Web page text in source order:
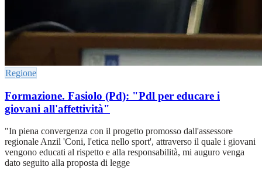
Regione
Formazione. Fasiolo (Pd): "Pdl per educare i
giovani all'affettività"
"In piena convergenza con il progetto promosso dall'assessore
regionale Anzil 'Coni, l'etica nello sport', attraverso il quale i giovani
vengono educati al rispetto e alla responsabilità, mi auguro venga
dato seguito alla proposta di legge